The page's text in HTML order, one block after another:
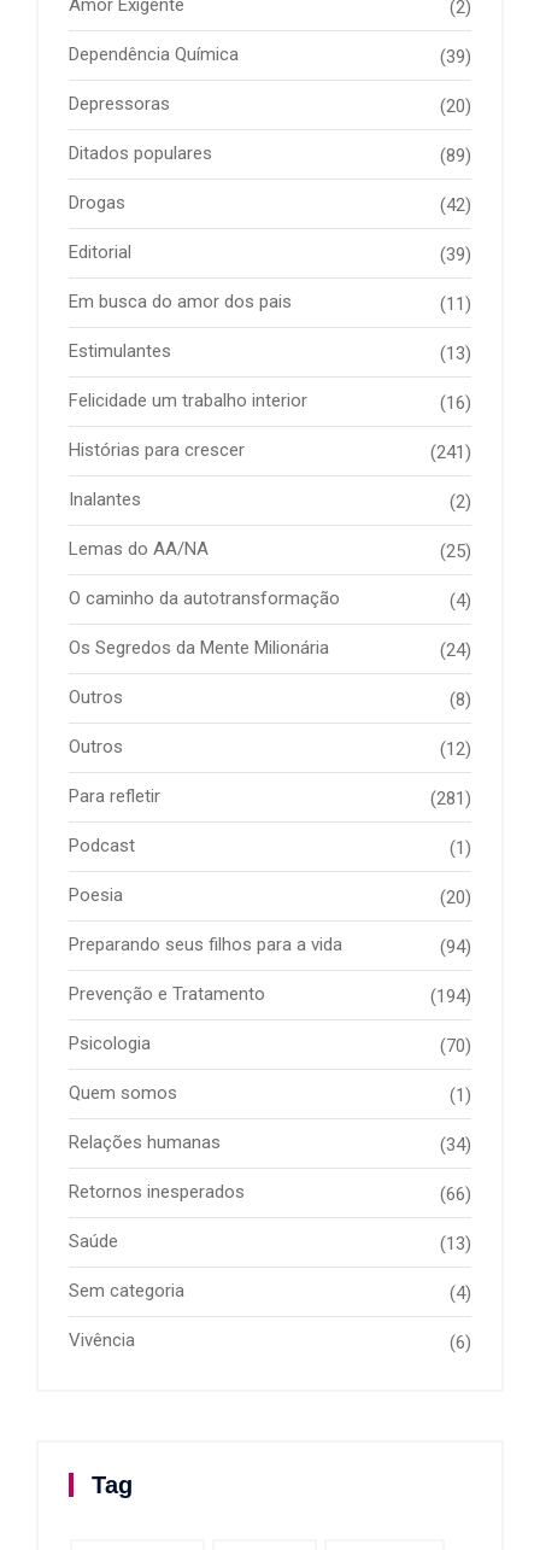
Amor Exigente (2)
Dependência Química (39)
Depressoras (20)
Ditados populares (89)
Drogas (42)
Editorial (39)
Em busca do amor dos pais (11)
Estimulantes (13)
Felicidade um trabalho interior (16)
Histórias para crescer (241)
Inalantes (2)
Lemas do AA/NA (25)
O caminho da autotransformação (4)
Os Segredos da Mente Milionária (24)
Outros (8)
Outros (12)
Para refletir (281)
Podcast (1)
Poesia (20)
Preparando seus filhos para a vida (94)
Prevenção e Tratamento (194)
Psicologia (70)
Quem somos (1)
Relações humanas (34)
Retornos inesperados (66)
Saúde (13)
Sem categoria (4)
Vivência (6)
Tag